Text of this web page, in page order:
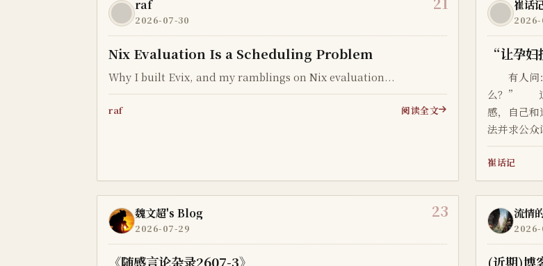
raf
2026-07-30
Nix Evaluation Is a Scheduling Problem
Why I built Evix, and my ramblings on Nix evaluation...
raf 阅读全文
崔话
“让孕妇
有人问：
么？” 这
感，自己和
法并求公众
条件不好
你家有皇位
崔话记
23
魏文超's Blog
2026-07-29
《随感言论杂录2607-3》
流情
(近期)博